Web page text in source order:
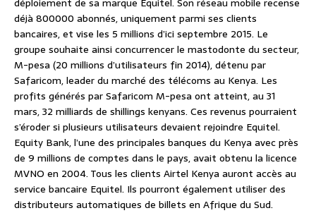
déjà 800000 abonnés, uniquement parmi ses clients
bancaires, et vise les 5 millions d’ici septembre 2015. Le
groupe souhaite ainsi concurrencer le mastodonte du secteur,
M-pesa (20 millions d’utilisateurs fin 2014), détenu par
Safaricom, leader du marché des télécoms au Kenya. Les
profits générés par Safaricom M-pesa ont atteint, au 31
mars, 32 milliards de shillings kenyans. Ces revenus pourraient
s’éroder si plusieurs utilisateurs devaient rejoindre Equitel.
Equity Bank, l’une des principales banques du Kenya avec près
de 9 millions de comptes dans le pays, avait obtenu la licence
MVNO en 2004. Tous les clients Airtel Kenya auront accès au
service bancaire Equitel. Ils pourront également utiliser des
distributeurs automatiques de billets en Afrique du Sud.